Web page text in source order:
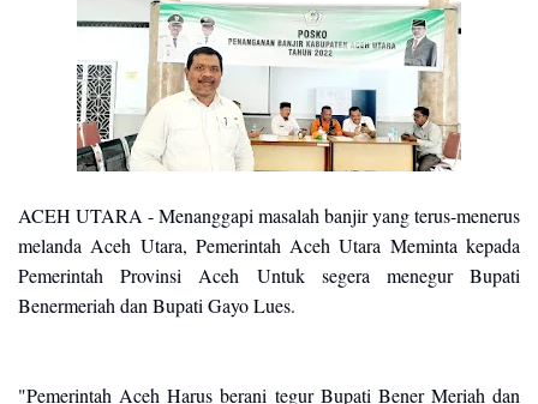
ACEH UTARA - Menanggapi masalah banjir yang terus-menerus
melanda Aceh Utara, Pemerintah Aceh Utara Meminta kepada
Pemerintah Provinsi Aceh Untuk segera menegur Bupati
Benermeriah dan Bupati Gayo Lues.
"Pemerintah Aceh Harus berani tegur Bupati Bener Meriah dan